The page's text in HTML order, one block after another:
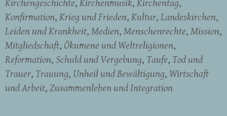
Konfirmation Krieg und Frieden Kultur Landeskirchen
Leiden und Krankheit Medien Menschenrechte Mission
Mitgliedschaft Ökumene und Weltreligionen
Reformation Schuld und Vergebung Taufe Tod und
Trauer Trauung Unheil und Bewältigung Wirtschaft
und Arbeit Zusammenleben und Integration